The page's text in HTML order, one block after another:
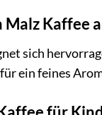
Kaffee
sich
ein feines